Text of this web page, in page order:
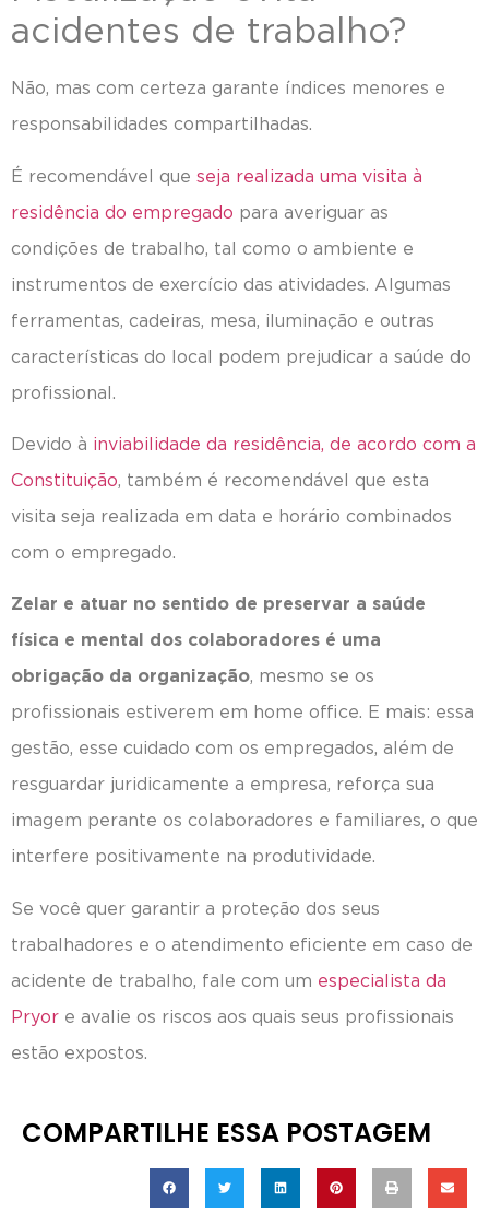
acidentes de trabalho?
Não, mas com certeza garante índices menores e
responsabilidades compartilhadas.
É recomendável que seja realizada uma visita à
residência do empregado para averiguar as
condições de trabalho, tal como o ambiente e
instrumentos de exercício das atividades. Algumas
ferramentas, cadeiras, mesa, iluminação e outras
características do local podem prejudicar a saúde do
profissional.
Devido à inviabilidade da residência, de acordo com a
Constituição, também é recomendável que esta
visita seja realizada em data e horário combinados
com o empregado.
Zelar e atuar no sentido de preservar a saúde
física e mental dos colaboradores é uma
obrigação da organização, mesmo se os
profissionais estiverem em home office. E mais: essa
gestão, esse cuidado com os empregados, além de
resguardar juridicamente a empresa, reforça sua
imagem perante os colaboradores e familiares, o que
interfere positivamente na produtividade.
Se você quer garantir a proteção dos seus
trabalhadores e o atendimento eficiente em caso de
acidente de trabalho, fale com um especialista da
Pryor e avalie os riscos aos quais seus profissionais
estão expostos.
COMPARTILHE ESSA POSTAGEM